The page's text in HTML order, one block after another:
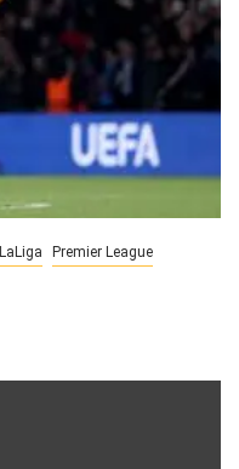
LaLiga Premier League